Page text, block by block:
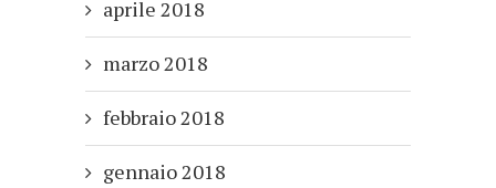
aprile 2018
marzo 2018
febbraio 2018
gennaio 2018